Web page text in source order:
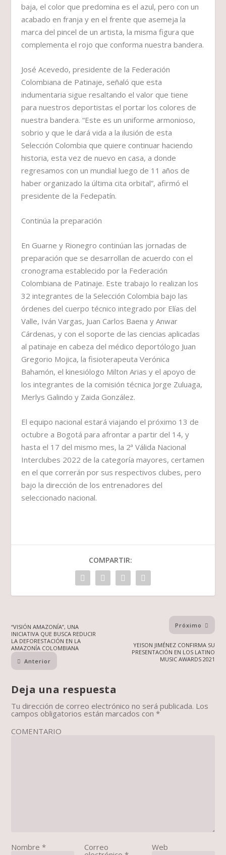
baja, el color que predomina es el azul, pero con un
acabado en franja y en el frente que asemeja la
marca del pincel de un artista, la misma figura que
complementa el rojo que conforma nuestra bandera.
José Acevedo, presidente de la Federación
Colombiana de Patinaje, señaló que esta
indumentaria sigue resaltando el valor que tiene
para nuestros deportistas el portar los colores de
nuestra bandera. “Este es un uniforme armonioso,
sobrio y que le dará vida a la ilusión de esta
Selección Colombia que quiere continuar haciendo
historia, esta vez de nuevo en casa, a donde
regresamos con un mundial luego de 11 años de
haber organizado la última cita orbital”, afirmó el
presidente de la Fedepatín.
Continúa la preparación
En Guarne y Rionegro continúan las jornadas de
preparación que se desarrollan de acuerdo con el
cronograma establecido por la Federación
Colombiana de Patinaje. Este trabajo lo realizan los
32 integrantes de la Selección Colombia bajo las
órdenes del cuerpo técnico integrado por Elías del
Valle, Iván Vargas, Juan Carlos Baena y Anwar
Cárdenas, y con el soporte de las ciencias aplicadas
al patinaje en cabeza del médico deportólogo Juan
Gregorio Mojica, la fisioterapeuta Verónica
Bahamón, el kinesiólogo Milton Arias y el apoyo de
los integrantes de la comisión técnica Jorge Zuluaga,
Merlys Galindo y Zaida González.
El equipo nacional estará viajando el próximo 13 de
octubre a Bogotá para afrontar a partir del 14, y
hasta el 17 del mismo mes, la 2ª Válida Nacional
Interclubes 2022 de la categoría mayores, certamen
en el que correrán por sus respectivos clubes, pero
bajo la dirección de los entrenadores del
seleccionado nacional.
COMPARTIR:
“VISIÓN AMAZONÍA”, UNA
INICIATIVA QUE BUSCA REDUCIR
LA DEFORESTACIÓN EN LA
AMAZONÍA COLOMBIANA
Anterior
Próximo
YEISON JIMÉNEZ CONFIRMA SU
PRESENTACIÓN EN LOS LATINO
MUSIC AWARDS 2021
Deja una respuesta
Tu dirección de correo electrónico no será publicada. Los
campos obligatorios están marcados con*
COMENTARIO
Nombre* Correo Web